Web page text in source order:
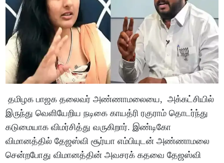
தமிழக பாஜக தலைவர் அண்ணாமலையை, அக்கட்சியில்
இருந்து வெளியேறிய நடிகை காயத்ரி ரகுராம் தொடர்ந்து
கடுமையாக விமர்சித்து வருகிறார். இண்டிகோ
விமானத்தில் தேஜஸ்வி சூர்யா எம்பியுடன் அண்ணாமலை
சென்றபோது விமானத்தின் அவசரக் கதவை தேஜஸ்வி